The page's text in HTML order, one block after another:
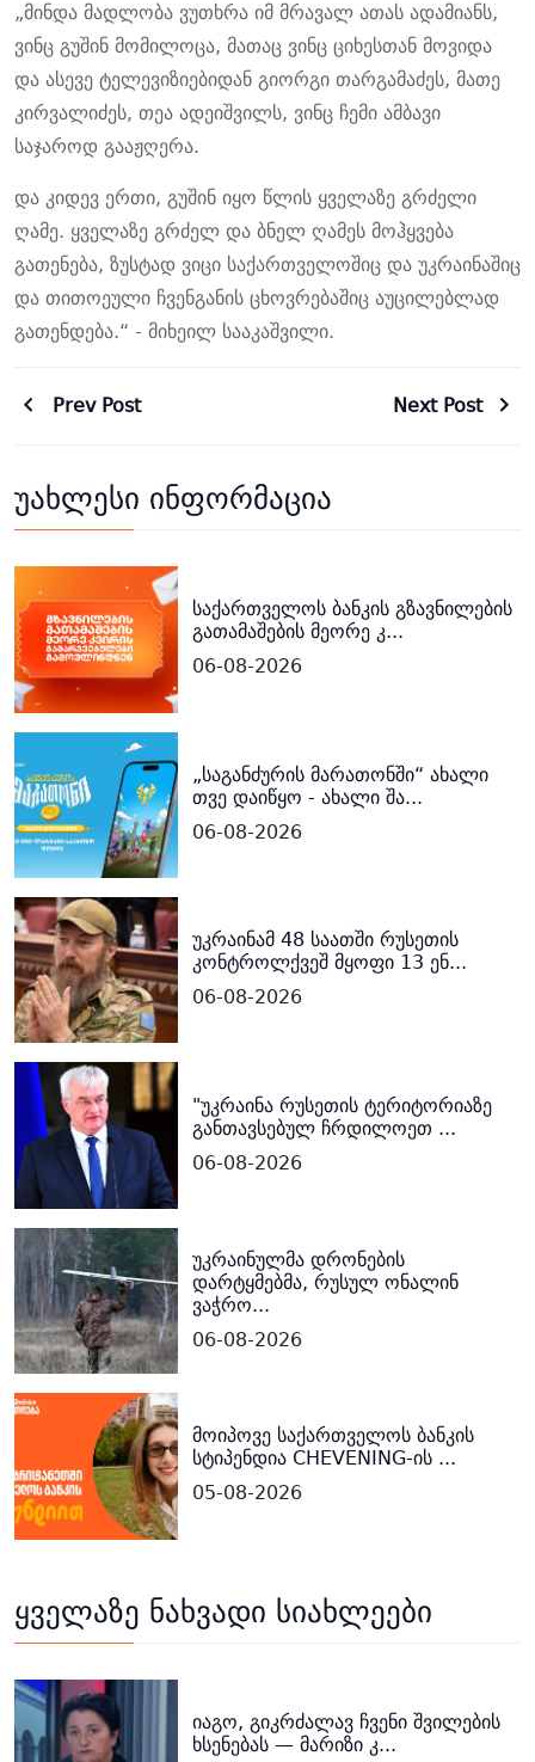
„მინდა მადლობა ვუთხრა იმ მრავალ ათას ადამიანს,
ვინც გუშინ მომილოცა, მათაც ვინც ციხესთან მოვიდა
და ასევე ტელევიზიებიდან გიორგი თარგამაძეს, მათე
კირვალიძეს, თეა ადეიშვილს, ვინც ჩემი ამბავი
საჯაროდ გააჟღერა.
და კიდევ ერთი, გუშინ იყო წლის ყველაზე გრძელი
ღამე. ყველაზე გრძელ და ბნელ ღამეს მოჰყვება
გათენება, ზუსტად ვიცი საქართველოშიც და უკრაინაშიც
და თითოეული ჩვენგანის ცხოვრებაშიც აუცილებლად
გათენდება.“ - მიხეილ სააკაშვილი.
Prev Post Next Post
უახლესი ინფორმაცია
საქართველოს ბანკის გზავნილების
გათამაშების მეორე კ...
06-08-2026
„საგანძურის მარათონში“ ახალი
თვე დაიწყო - ახალი შა...
06-08-2026
უკრაინამ 48 საათში რუსეთის
კონტროლქვეშ მყოფი 13 ენ...
06-08-2026
"უკრაინა რუსეთის ტერიტორიაზე
განთავსებულ ჩრდილოეთ ...
06-08-2026
უკრაინულმა დრონების
დარტყმებმა, რუსულ ონალინ
ვაჭრო...
06-08-2026
მოიპოვე საქართველოს ბანკის
სტიპენდია CHEVENING-ის ...
05-08-2026
ყველაზე ნახვადი სიახლეები
იაგო, გიკრძალავ ჩვენი შვილების
ხსენებას — მარიზი კ...